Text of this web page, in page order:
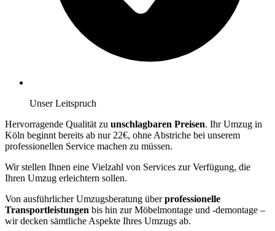
Unser Leitspruch
Hervorragende Qualität zu unschlagbaren Preisen. Ihr Umzug in
Köln beginnt bereits ab nur 22€, ohne Abstriche bei unserem
professionellen Service machen zu müssen.
Wir stellen Ihnen eine Vielzahl von Services zur Verfügung, die
Ihren Umzug erleichtern sollen.
Von ausführlicher Umzugsberatung überprofessionelle
Transportleistungen bis hin zur Möbelmontage und -demontage –
wir decken sämtliche Aspekte Ihres Umzugs ab.